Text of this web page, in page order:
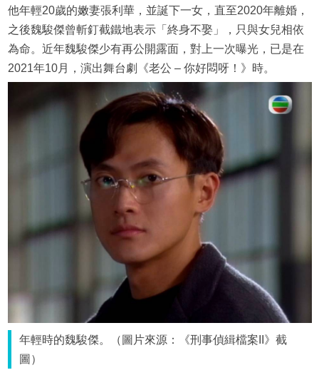
他年輕20歲的嫩妻張利華，並誕下一女，直至2020年離婚，
之後魏駿傑曾斬釘截鐵地表示「終身不娶」，只與女兒相依
為命。近年魏駿傑少有再公開露面，對上一次曝光，已是在
2021年10月，演出舞台劇《老公 – 你好悶呀！》時。
年輕時的魏駿傑。（圖片來源：《刑事偵緝檔案II》截
圖）